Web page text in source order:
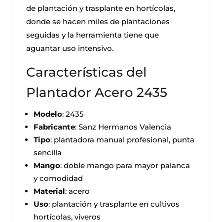
de plantación y trasplante en hortícolas,
donde se hacen miles de plantaciones
seguidas y la herramienta tiene que
aguantar uso intensivo.
Características del
Plantador Acero 2435
Modelo: 2435
Fabricante: Sanz Hermanos Valencia
Tipo: plantadora manual profesional, punta
sencilla
Mango: doble mango para mayor palanca
y comodidad
Material: acero
Uso: plantación y trasplante en cultivos
hortícolas, viveros